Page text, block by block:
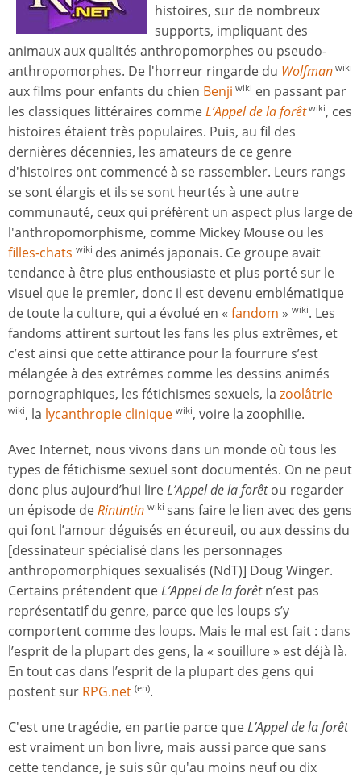
histoires, sur de nombreux
supports, impliquant des
animaux aux qualités anthropomorphes ou pseudo-
anthropomorphes. De l'horreur ringarde du Wolfman wiki
aux films pour enfants du chien Benji wiki en passant par
les classiques littéraires commeL’Appel de la forêtwiki, ces
histoires étaient très populaires. Puis, au fil des
dernières décennies, les amateurs de ce genre
d'histoires ont commencé à se rassembler. Leurs rangs
se sont élargis et ils se sont heurtés à une autre
communauté, ceux qui préfèrent un aspect plus large de
l'anthropomorphisme, comme Mickey Mouse ou les
filles-chats wiki des animés japonais. Ce groupe avait
tendance à être plus enthousiaste et plus porté sur le
visuel que le premier, donc il est devenu emblématique
de toute la culture, qui a évolué en « fandom » wiki. Les
fandoms attirent surtout les fans les plus extrêmes, et
c’est ainsi que cette attirance pour la fourrure s’est
mélangée à des extrêmes comme les dessins animés
pornographiques, les fétichismes sexuels, la zoolâtrie
wiki, la lycanthropie clinique wiki, voire la zoophilie.
Avec Internet, nous vivons dans un monde où tous les
types de fétichisme sexuel sont documentés. On ne peut
donc plus aujourd’hui lireL’Appel de la forêtou regarder
un épisode deRintintin wiki sans faire le lien avec des gens
qui font l’amour déguisés en écureuil, ou aux dessins du
[dessinateur spécialisé dans les personnages
anthropomorphiques sexualisés (NdT)] Doug Winger.
Certains prétendent queL’Appel de la forêtn’est pas
représentatif du genre, parce que les loups s’y
comportent comme des loups. Mais le mal est fait : dans
l’esprit de la plupart des gens, la « souillure » est déjà là.
En tout cas dans l’esprit de la plupart des gens qui
postent sur RPG.net (en).
C'est une tragédie, en partie parce queL’Appel de la forêt
est vraiment un bon livre, mais aussi parce que sans
cette tendance, je suis sûr qu'au moins neuf ou dix